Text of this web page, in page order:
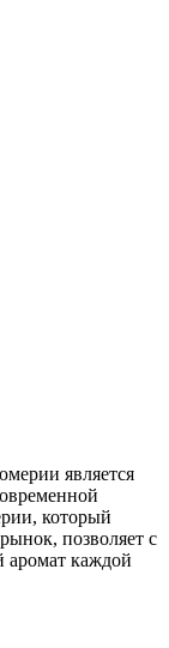
является
который
позволяет с
аромат каждой